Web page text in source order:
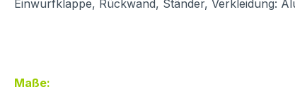
Einwurfklappe, Rückwand, Ständer, Verkleidung:
Maße: